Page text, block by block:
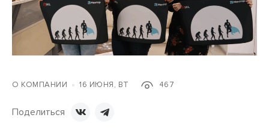
О КОМПАНИИ 16 ИЮНЯ, ВТ 467
Поделиться